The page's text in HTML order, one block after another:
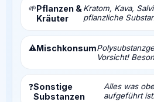
🌱Pflanzen &
Kräuter
Kratom, Kava,
pflanzliche
⚠️Mischkonsum
Vorsicht!
❓Sonstige
Substanzen
Alles was
aufgeführt ist.